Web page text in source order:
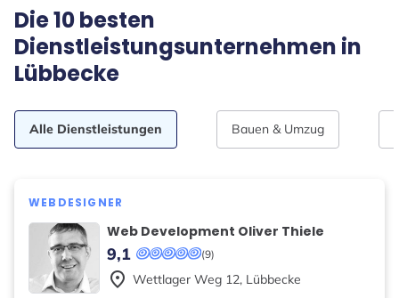
Die 10 besten
Dienstleistungsunternehmen in
Lübbecke
Alle Dienstleistungen Bauen & Umzug
WEBDESIGNER
Web Development Oliver Thiele
(9)
9,1
place Wettlager Weg 12, Lübbecke